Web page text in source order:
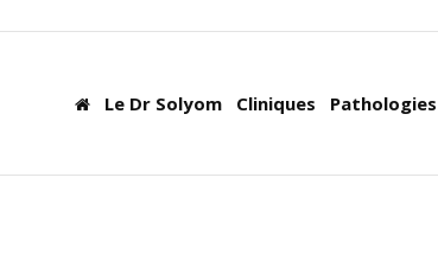
Le Dr Solyom Cliniques